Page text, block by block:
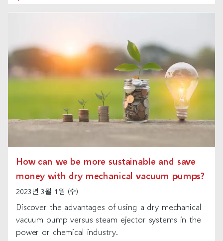
How can we be more sustainable and save
money with dry mechanical vacuum pumps?
2023년 3월 1일 (수)
Discover the advantages of using a dry mechanical
vacuum pump versus steam ejector systems in the
power or chemical industry.